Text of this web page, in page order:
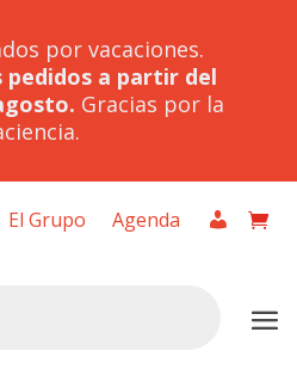
por vacaciones.
pedidos a partir del
Gracias por la
El Grupo Agenda